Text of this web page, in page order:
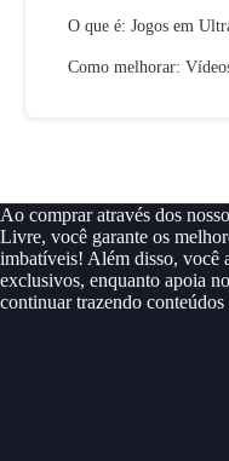
O que é: Jogos em
Como melhorar:
Ao comprar através dos
Livre, você garante os
imbatíveis! Além disso, você
exclusivos, enquanto apoia
continuar trazendo conteúdos